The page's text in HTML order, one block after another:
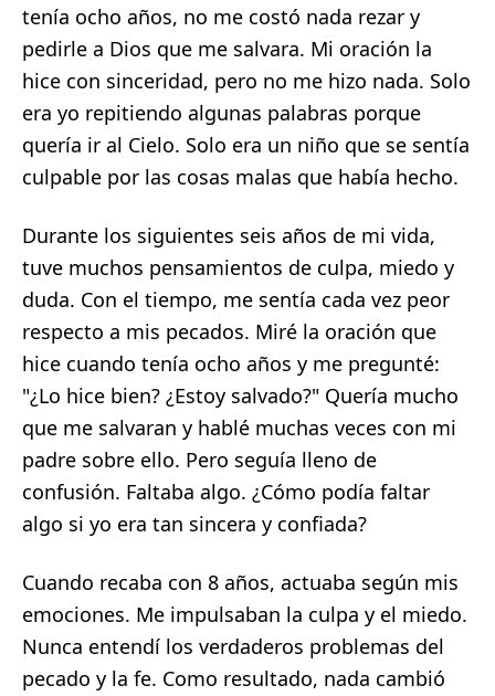
tenía ocho años, no me costó nada rezar y
pedirle a Dios que me salvara. Mi oración la
hice con sinceridad, pero no me hizo nada. Solo
era yo repitiendo algunas palabras porque
quería ir al Cielo. Solo era un niño que se sentía
culpable por las cosas malas que había hecho.
Durante los siguientes seis años de mi vida,
tuve muchos pensamientos de culpa, miedo y
duda. Con el tiempo, me sentía cada vez peor
respecto a mis pecados. Miré la oración que
hice cuando tenía ocho años y me pregunté:
"¿Lo hice bien? ¿Estoy salvado?" Quería mucho
que me salvaran y hablé muchas veces con mi
padre sobre ello. Pero seguía lleno de
confusión. Faltaba algo. ¿Cómo podía faltar
algo si yo era tan sincera y confiada?
Cuando recaba con 8 años, actuaba según mis
emociones. Me impulsaban la culpa y el miedo.
Nunca entendí los verdaderos problemas del
pecado y la fe. Como resultado, nada cambió